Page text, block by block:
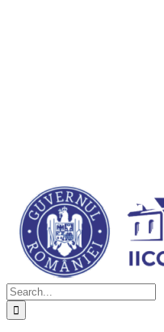
Search
for: